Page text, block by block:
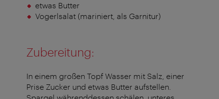
etwas Butter
Vogerlsalat (mariniert, als Garnitur)
Zubereitung:
In einem großen Topf Wasser mit Salz, einer
Prise Zucker und etwas Butter aufstellen.